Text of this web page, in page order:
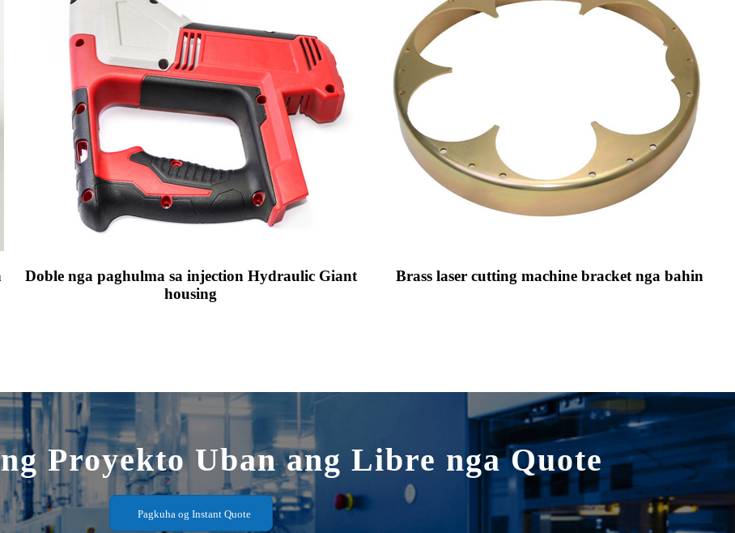
Doble nga paghulma sa injection Hydraulic Giant
housing
Brass laser cutting machine bracket nga bahin
Proyekto Uban ang Libre nga Quote
Pagkuha og Instant Quote